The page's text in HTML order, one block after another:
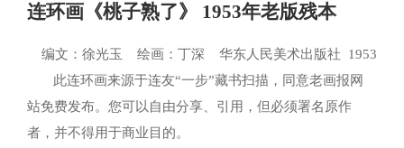
连环画《桃子熟了》 1953年老版残本
编文：徐光玉 绘画：丁深 华东人民美术出版社 1953
此连环画来源于连友“一步”藏书扫描，同意老画报网
站免费发布。您可以自由分享、引用，但必须署名原作
者，并不得用于商业目的。